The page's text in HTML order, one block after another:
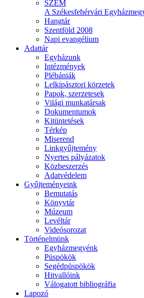
SZEM
A Székesfehérvári
Hangtár
Szentföld 2008
Napi evangélium
Adattár
Egyházunk
Intézmények
Plébániák
Lelkipásztori körzetek
Papok, szerzetesek
Világi munkatársak
Dokumentumok
Kitüntetések
Térkép
Miserend
Linkgyűjtemény
Nyertes pályázatok
Közbeszerzés
Adatvédelem
Gyűjteményeink
Bemutatás
Könyvtár
Múzeum
Levéltár
Videósorozat
Történelmünk
Egyházmegyénk
Püspökök
Segédpüspökök
Hitvallóink
Válogatott bibliográfia
Lapozó